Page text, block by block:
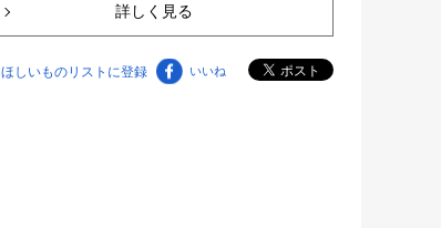
詳しく見る
ほしいものリストに登録 いいね